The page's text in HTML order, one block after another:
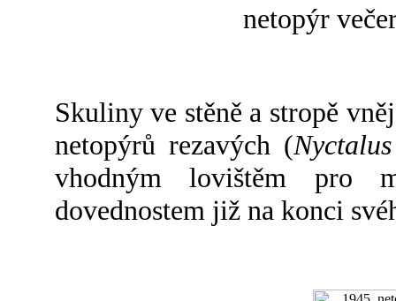
netopýr
Skuliny ve stěně a stropě
netopýrů rezavých (
vhodným lovištěm pro
dovednostem již na konci